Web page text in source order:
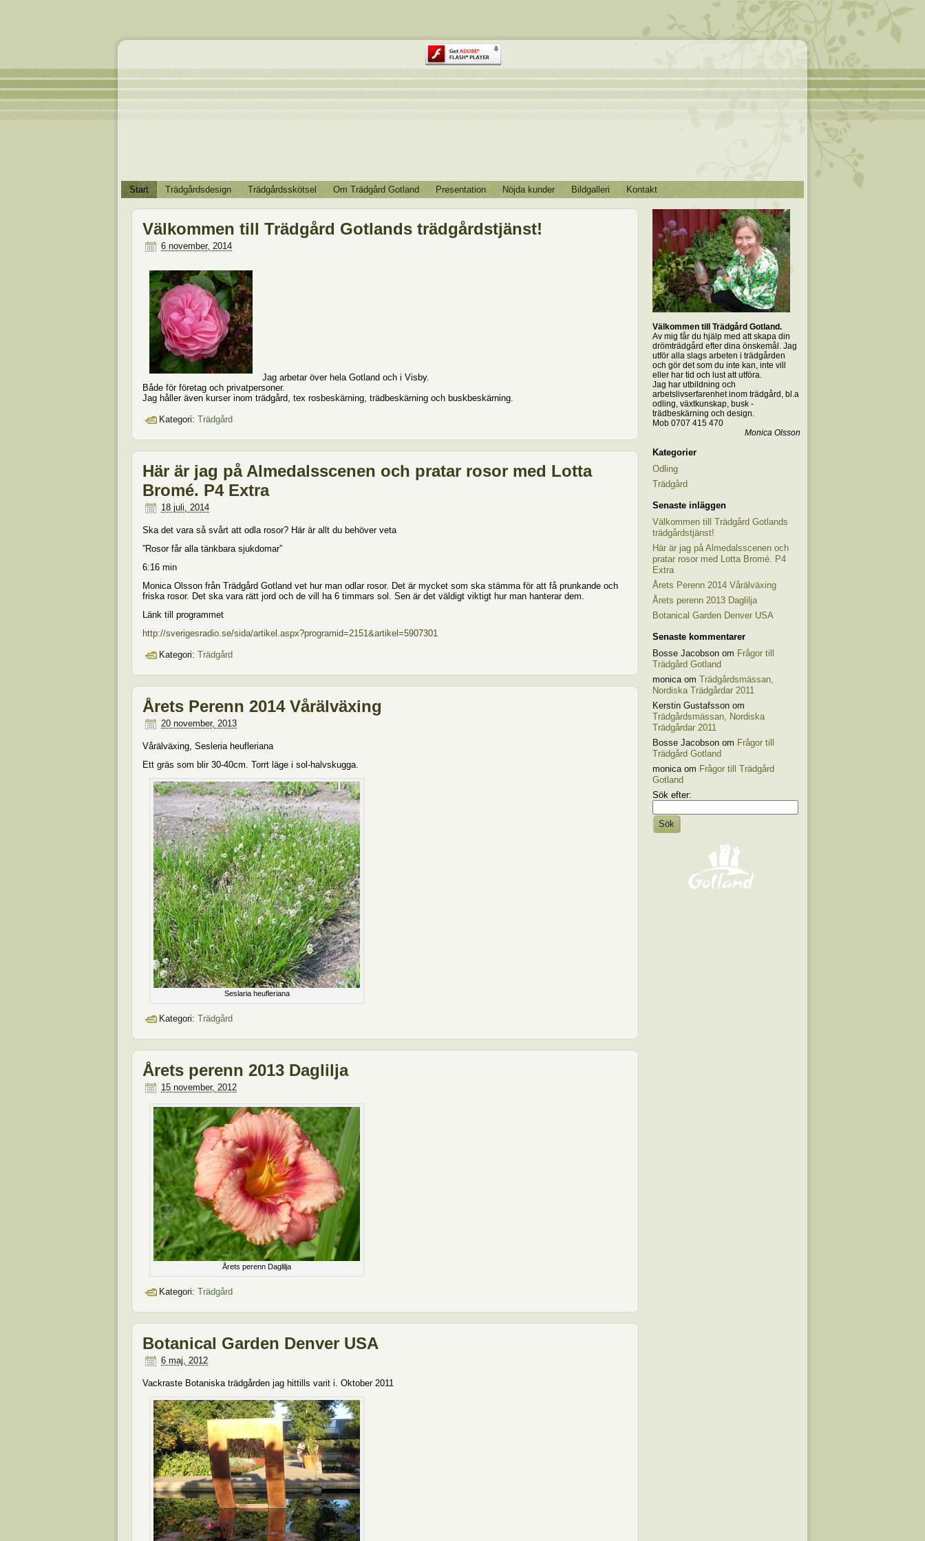
Start Trädgårdsdesign Trädgårdsskötsel Om Trädgård Gotland Presentation Nöjda kunder Bildgalleri Kontakt
Välkommen till Trädgård Gotlands trädgårdstjänst!
6 november, 2014
Jag arbetar över hela Gotland och i Visby.
Både för företag och privatpersoner.
Jag håller även kurser inom trädgård, tex rosbeskärning, trädbeskärning och buskbeskärning.
Kategori: Trädgård
Här är jag på Almedalsscenen och pratar rosor med Lotta
Bromé. P4 Extra
18 juli, 2014
Ska det vara så svårt att odla rosor? Här är allt du behöver veta
”Rosor får alla tänkbara sjukdomar”
6:16 min
Monica Olsson från Trädgård Gotland vet hur man odlar rosor. Det är mycket som ska stämma för att få prunkande och
friska rosor. Det ska vara rätt jord och de vill ha 6 timmars sol. Sen är det väldigt viktigt hur man hanterar dem.
Länk till programmet
http://sverigesradio.se/sida/artikel.aspx?programid=2151&artikel=5907301
Kategori: Trädgård
Årets Perenn 2014 Vårälväxing
20 november, 2013
Vårälväxing, Sesleria heufleriana
Ett gräs som blir 30-40cm. Torrt läge i sol-halvskugga.
Seslaria heufleriana
Kategori: Trädgård
Årets perenn 2013 Daglilja
15 november, 2012
Årets perenn Daglilja
Kategori: Trädgård
Botanical Garden Denver USA
6 maj, 2012
Vackraste Botaniska trädgården jag hittills varit i. Oktober 2011
Välkommen till Trädgård Gotland.
Av mig får du hjälp med att skapa din
drömträdgård efter dina önskemål. Jag
utför alla slags arbeten i trädgården
och gör det som du inte kan, inte vill
eller har tid och lust att utföra.
Jag har utbildning och
arbetslivserfarenhet inom trädgård, bl.a
odling, växtkunskap, busk -
trädbeskärning och design.
Mob 0707 415 470
Monica Olsson
Kategorier
Odling
Trädgård
Senaste inläggen
Välkommen till Trädgård Gotlands
trädgårdstjänst!
Här är jag på Almedalsscenen och
pratar rosor med Lotta Bromé. P4
Extra
Årets Perenn 2014 Vårälväxing
Årets perenn 2013 Daglilja
Botanical Garden Denver USA
Senaste kommentarer
Bosse Jacobson om Frågor till
Trädgård Gotland
monica om Trädgårdsmässan,
Nordiska Trädgårdar 2011
Kerstin Gustafsson om
Trädgårdsmässan, Nordiska
Trädgårdar 2011
Bosse Jacobson om Frågor till
Trädgård Gotland
monica om Frågor till Trädgård
Gotland
Sök efter: